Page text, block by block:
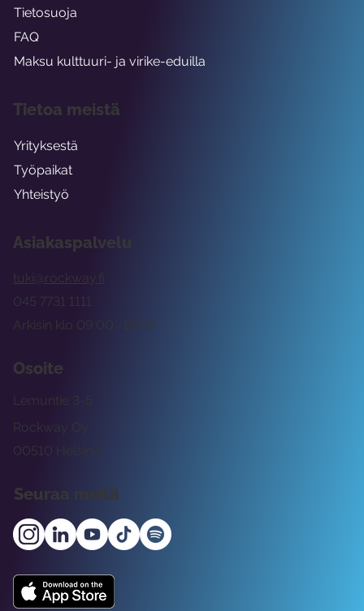
Asiakaspalvelu
tuki@rockway.fi
Arkisin klo 09:00 -15:00
045 7731 1111
Osoite
Rockway Oy
Lemuntie 3-5
00510 Helsinki
Seuraa meitä
Tietosuoja
FAQ
Maksu kulttuuri- ja virike-eduilla
Tietoa meistä
Yrityksestä
Työpaikat
Yhteistyö